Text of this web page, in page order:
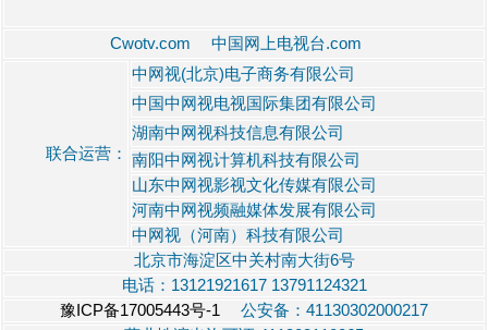
Cwotv.com 中国网上电视台.com
联合运营：
中网视(北京)电子商务有限公司
中国中网视电视国际集团有限公司
湖南中网视科技信息有限公司
南阳中网视计算机科技有限公司
山东中网视影视文化传媒有限公司
河南中网视频融媒体发展有限公司
中网视（河南）科技有限公司
北京市海淀区中关村南大街6号
电话：13121921617 13791124321
豫ICP备17005443号-1
公安备：41130302000217